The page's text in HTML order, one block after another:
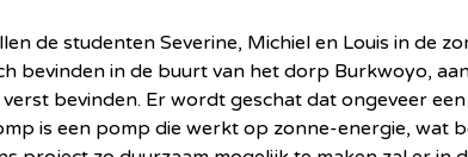
de studenten Severine, Michiel en Louis in de
bevinden in de buurt van het dorp Burkwoyo,
bevinden. Er wordt geschat dat ongeveer
is een pomp die werkt op zonne-energie, wat